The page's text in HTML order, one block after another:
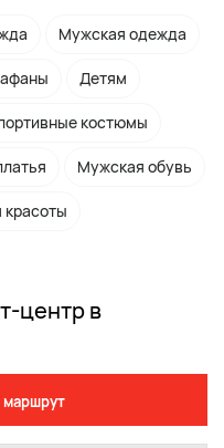
Мужская одежда
Детям
костюмы
Мужская обувь
красоты
центр в